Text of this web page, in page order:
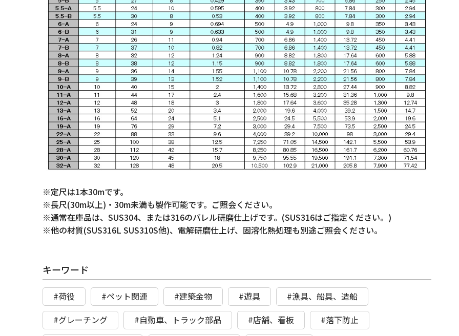
※定尺は1本30mです。
※長尺(30m以上)・30m未満も製作可能です。ご照会ください。
※通常在庫品は、SUS304、または316のバレル研磨仕上げです。(SUS316はご指定ください。)
※他の材質(SUS316L SUS310S他)、電解研磨仕上げ、固溶化熱処理も別途ご照会ください。
キーワード
#荷役 #ペット関連 #建築金物 #遊具
#漁具、船具、造船
#グレーチング
#自動車、トラック部品 #店舗、看板
#落下防止